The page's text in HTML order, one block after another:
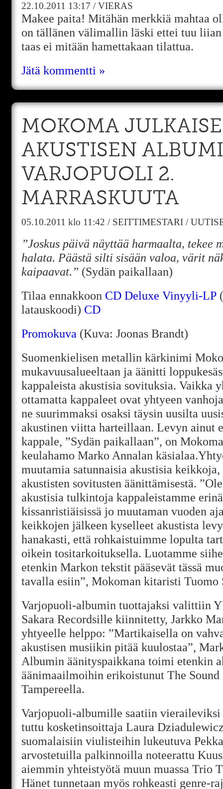
22.10.2011 13:17 /VIERAS
Makee paita! Mitähän merkkiä mahtaa
on tällänen välimallin läski ettei tuu
taas ei mitään hamettakaan tilattua.
Jätä kommentti »
MOKOMA
AKUSTISEN
VARJOPUOLI 2.
MARRASKUUTA
05.10.2011 klo 11:42 / SEITTIMESTARI /
”Joskus päivä näyttää harmaalta, tekee
halata. Päästä silti sisään valoa, värit
kaipaavat.” (Sydän paikallaan)
Tilaa ennakkoon CD Deluxe Vinyyli-LP
latauskoodi) CD
Promokuva (Kuva: Joonas Brandt)
Suomenkielisen metallin kärkinimi
mukavuusalueeltaan ja äänitti
kappaleista akustisia sovituksia. Vaikka
ottamatta kappaleet ovat yhtyeen
ne suurimmaksi osaksi täysin uusilta
akustinen viitta harteillaan. Levyn ainut
kappale, ”Sydän paikallaan”, on
keulahamo Marko Annalan
muutamia satunnaisia akustisia
akustisten sovitusten äänittämisestä.
akustisia tulkintoja kappaleistamme
kissanristiäisissä jo muutaman vuoden
keikkojen jälkeen kyselleet akustista
hanakasti, että rohkaistuimme lopulta
oikein tositarkoituksella. Luotamme
etenkin Markon tekstit pääsevät tässä
tavalla esiin”, Mokoman kitaristi Tuomo
Varjopuoli-albumin tuottajaksi valittiin
Sakara Recordsille kiinnitetty, Jarkko
yhtyeelle helppo: ”Martikaisella on
akustisen musiikin pitää kuulostaa”,
Albumin äänityspaikkana toimi etenkin
äänimaailmoihin erikoistunut The Sound
Tampereella.
Varjopuoli-albumille saatiin vieraileviksi
tuttu kosketinsoittaja Laura
suomalaisiin viulisteihin lukeutuva
arvostetuilla palkinnoilla noteerattu
aiemmin yhteistyötä muun muassa Trio
Hänet tunnetaan myös rohkeasti genre-